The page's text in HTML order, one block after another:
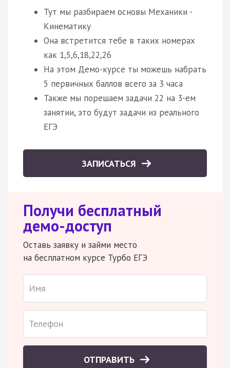
Тут мы разбираем основы Механики -
Кинематику
Она встретится тебе в таких номерах
как 1,5,6,18,22,26
На этом Демо-курсе ты можешь набрать
5 первичных баллов всего за 3 часа
Также мы порешаем задачи 22 на 3-ем
занятии, это будут задачи из реального
ЕГЭ
ЗАПИСАТЬСЯ
Получи бесплатный
демо-доступ
Оставь заявку и займи место
на бесплатном курсе Турбо ЕГЭ
ОТПРАВИТЬ